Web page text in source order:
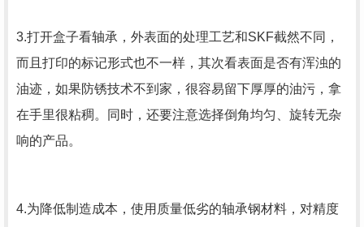
3.打开盒子看轴承，外表面的处理工艺和SKF截然不同，
而且打印的标记形式也不一样，其次看表面是否有浑浊的
油迹，如果防锈技术不到家，很容易留下厚厚的油污，拿
在手里很粘稠。同时，还要注意选择倒角均匀、旋转无杂
响的产品。
4.为降低制造成本，使用质量低劣的轴承钢材料，对精度